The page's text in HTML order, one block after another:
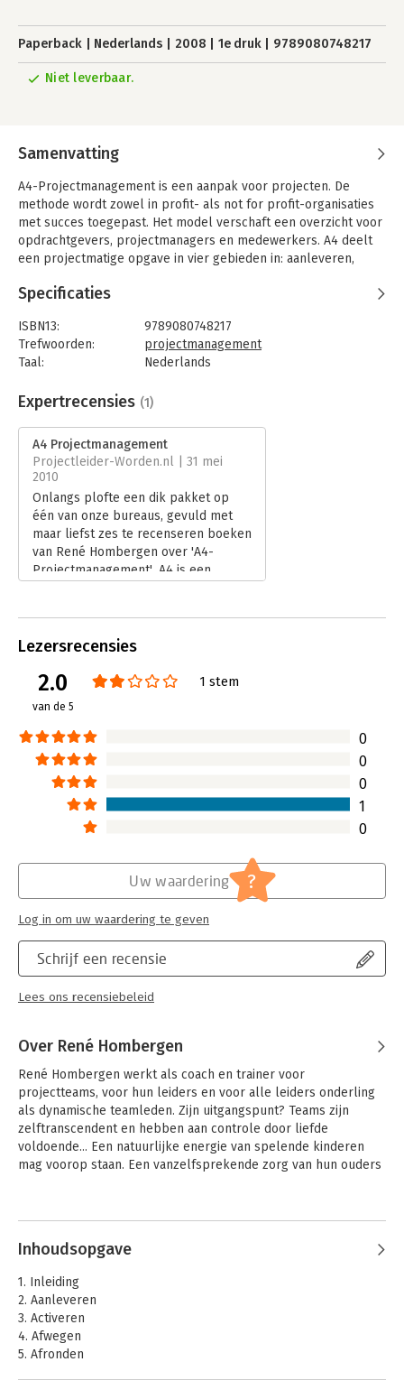
Paperback Nederlands 2008 1e druk 9789080748217
Niet leverbaar.
Samenvatting
A4-Projectmanagement is een aanpak voor projecten. De
methode wordt zowel in profit- als not for profit-organisaties
met succes toegepast. Het model verschaft een overzicht voor
opdrachtgevers, projectmanagers en medewerkers. A4 deelt
een projectmatige opgave in vier gebieden in: aanleveren,
verbindende kern. Dit boek is een overzichtswerk.
Specificaties
ISBN13:
9789080748217
Trefwoorden:
projectmanagement
Taal:
Nederlands
Aantal pagina's:
115
Druk:
Verschijningsdatum:
1-1-2004
Hoofdrubriek: Organisatiekunde
Expertrecensies (1)
A4 Projectmanagement
Projectleider-Worden.nl | 31 mei
2010
Onlangs plofte een dik pakket op
één van onze bureaus, gevuld met
maar liefst zes te recenseren boeken
van René Hombergen over 'A4-
Projectmanagement'. A4 is een
Afronden. Elk gebied is uitgewerkt in
een boek over de verbindende factor
een overzicht van de methode maakt
de serie compleet. Op één van de
kaften staat geschreven: 'De A4-
aanpak ... eenvoud en overzicht'. Wat
Projectleider-Worden.nl betreft
wordt de spijker daarmee precies op
de kop geslagen. A4-
essentie. Hombergen biedt
projectleiders en opdrachtgevers
een meer dan uitstekend handvat.
Lees verder
Lezersrecensies
2.0
van de 5
1 stem
0
0
0
1
0
Schrijf een recensie
Lees ons recensiebeleid
Uw waardering ?
Log in om uw waardering te geven
Over René Hombergen
René Hombergen werkt als coach en trainer voor
projectteams, voor hun leiders en voor alle leiders onderling
als dynamische teamleden. Zijn uitgangspunt? Teams zijn
zelftranscendent en hebben aan controle door liefde
voldoende... Een natuurlijke energie van spelende kinderen
mag voorop staan. Een vanzelfsprekende zorg van hun ouders
Andere boeken door René
Hombergen
Inhoudsopgave
1. Inleiding
2. Aanleveren
3. Activeren
4. Afwegen
5. Afronden